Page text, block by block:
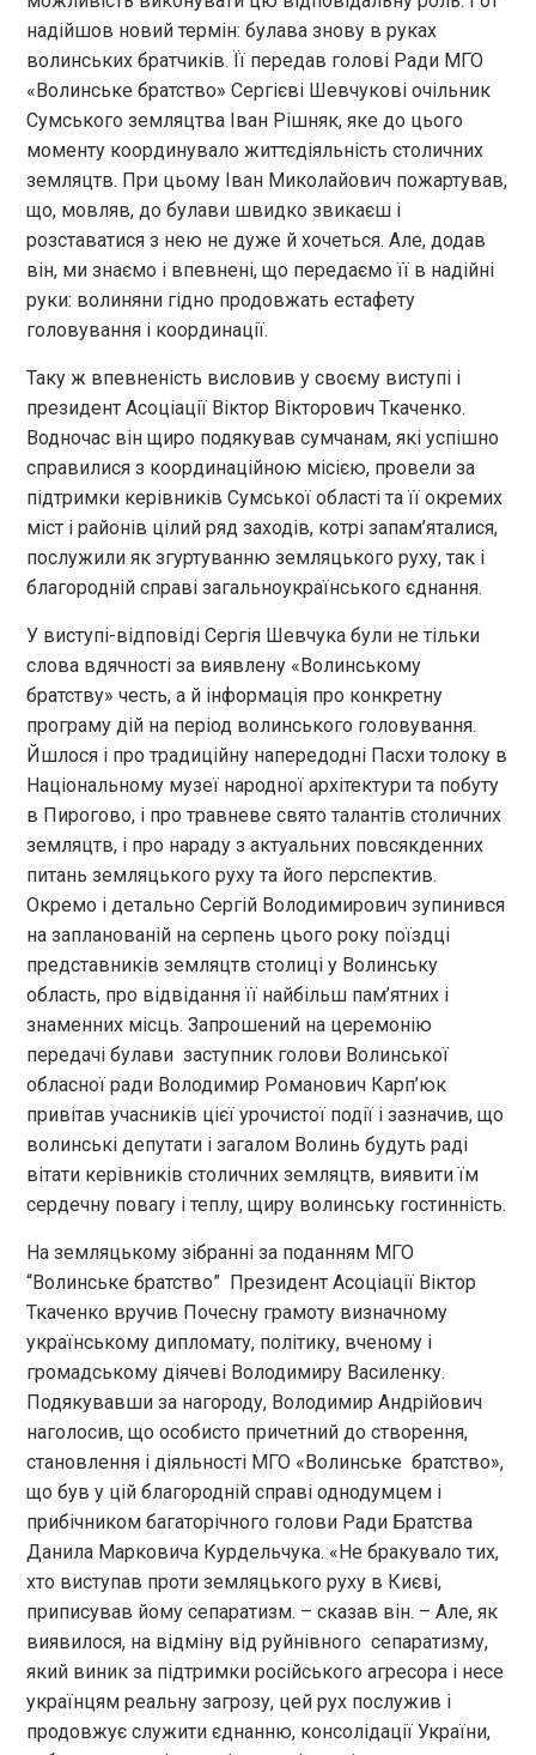
надійшов новий термін: булава знову в руках
волинських братчиків. Її передав голові Ради МГО
«Волинське братство» Сергієві Шевчукові очільник
Сумського земляцтва Іван Рішняк, яке до цього
моменту координувало життєдіяльність столичних
земляцтв. При цьому Іван Миколайович пожартував,
що, мовляв, до булави швидко звикаєш і
розставатися з нею не дуже й хочеться. Але, додав
він, ми знаємо і впевнені, що передаємо її в надійні
руки: волиняни гідно продовжать естафету
головування і координації.
Таку ж впевненість висловив у своєму виступі і
президент Асоціації Віктор Вікторович Ткаченко.
Водночас він щиро подякував сумчанам, які успішно
справилися з координаційною місією, провели за
підтримки керівників Сумської області та її окремих
міст і районів цілий ряд заходів, котрі запам’яталися,
послужили як згуртуванню земляцького руху, так і
благородній справі загальноукраїнського єднання.
У виступі-відповіді Сергія Шевчука були не тільки
слова вдячності за виявлену «Волинському
братству» честь, а й інформація про конкретну
програму дій на період волинського головування.
Йшлося і про традиційну напередодні Пасхи толоку в
Національному музеї народної архітектури та побуту
в Пирогово, і про травневе свято талантів столичних
земляцтв, і про нараду з актуальних повсякденних
питань земляцького руху та його перспектив.
Окремо і детально Сергій Володимирович зупинився
на запланованій на серпень цього року поїздці
представників земляцтв столиці у Волинську
область, про відвідання її найбільш пам’ятних і
знаменних місць. Запрошений на церемонію
передачі булави заступник голови Волинської
обласної ради Володимир Романович Карп’юк
привітав учасників цієї урочистої події і зазначив, що
волинські депутати і загалом Волинь будуть раді
вітати керівників столичних земляцтв, виявити їм
сердечну повагу і теплу, щиру волинську гостинність.
На земляцькому зібранні за поданням МГО
“Волинське братство” Президент Асоціації Віктор
Ткаченко вручив Почесну грамоту визначному
українському дипломату, політику, вченому і
громадському діячеві Володимиру Василенку.
Подякувавши за нагороду, Володимир Андрійович
наголосив, що особисто причетний до створення,
становлення і діяльності МГО «Волинське братство»,
що був у цій благородній справі однодумцем і
прибічником багаторічного голови Ради Братства
Данила Марковича Курдельчука. «Не бракувало тих,
хто виступав проти земляцького руху в Києві,
приписував йому сепаратизм. – сказав він. – Але, як
виявилося, на відміну від руйнівного сепаратизму,
який виник за підтримки російського агресора і несе
українцям реальну загрозу, цей рух послужив і
продовжує служити єднанню, консолідації України,